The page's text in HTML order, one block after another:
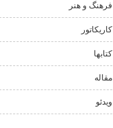
فرهنگ و هنر
کاریکاتور
کتابها
مقاله
ویدئو